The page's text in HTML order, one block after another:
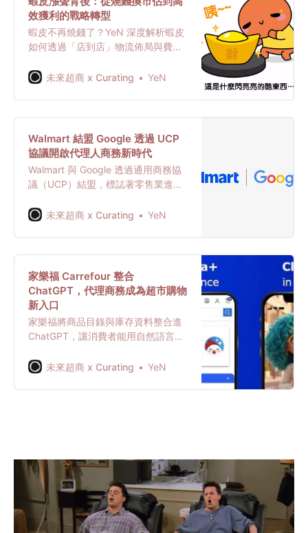
效獲利的戰略轉型
蝦皮不再燒錢了？YeN 深度解析蝦皮
如何透過「店到店」物流佈局與費率
霸主的流量收割，台灣賣家與競爭對
未來超商 x Curating YeN
Walmart 結盟 Google 透過 UCP
協議開啟代理人商務新時代
Walmart 與 Google 透過通用商務協
議（UCP）結盟，標誌著零售業進入
Amazon 的戰略，更顯示 Walmart 正
礎設施。未來，擁有 API 可呼叫的物
流能力，將取代流量成為零售業者與
科技巨頭談判的核心籌碼。
未來超商 x Curating YeN
家樂福 Carrefour 整合
ChatGPT，代理商務成為超市購物
新入口
家樂福將商品目錄與庫存資料整合進
ChatGPT，讓消費者能用自然語言規
代表超市電商正從搜尋與瀏覽，走向
未來超商 x Curating YeN